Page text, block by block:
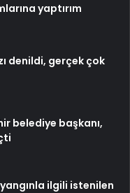
yaptırım
denildi, gerçek çok
belediye başkanı,
ilgili istenilen